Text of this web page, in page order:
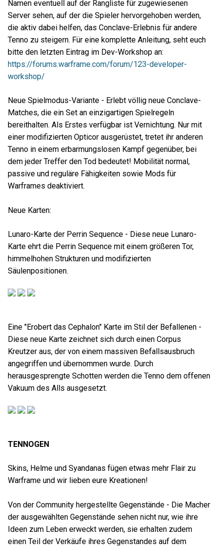
Namen eventuell auf der Rangliste für zugewiesenen
Server sehen, auf der die Spieler hervorgehoben werden,
die aktiv dabei helfen, das Conclave-Erlebnis für andere
Tenno zu steigern. Für eine komplette Anleitung, seht euch
bitte den letzten Eintrag im Dev-Workshop an:
https://forums.warframe.com/forum/123-developer-
workshop/
Neue Spielmodus-Variante - Erlebt völlig neue Conclave-
Matches, die ein Set an einzigartigen Spielregeln
bereithalten. Als Erstes verfügbar ist Vernichtung. Nur mit
einer modifizierten Opticor ausgerüstet, tretet ihr anderen
Tenno in einem erbarmungslosen Kampf gegenüber, bei
dem jeder Treffer den Tod bedeutet! Mobilität normal,
passive und reguläre Fähigkeiten sowie Mods für
Warframes deaktiviert.
Neue Karten:
Lunaro-Karte der Perrin Sequence - Diese neue Lunaro-
Karte ehrt die Perrin Sequence mit einem größeren Tor,
himmelhohen Strukturen und modifizierten
Säulenpositionen.
Eine "Erobert das Cephalon" Karte im Stil der Befallenen -
Diese neue Karte zeichnet sich durch einen Corpus
Kreutzer aus, der von einem massiven Befallsausbruch
angegriffen und übernommen wurde. Durch
herausgesprengte Schotten werden die Tenno dem offenen
Vakuum des Alls ausgesetzt.
TENNOGEN
Skins, Helme und Syandanas fügen etwas mehr Flair zu
Warframe und wir lieben eure Kreationen!
Von der Community hergestellte Gegenstände - Die Macher
der ausgewählten Gegenstände sehen nicht nur, wie ihre
Ideen zum Leben erweckt werden, sie erhalten zudem
einen Teil der Verkäufe ihres Gegenstandes auf dem